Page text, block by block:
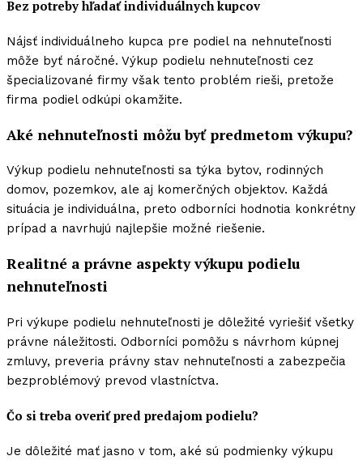
Bez potreby hľadať individuálnych kupcov
Nájsť individuálneho kupca pre podiel na nehnuteľnosti
môže byť náročné. Výkup podielu nehnuteľnosti cez
špecializované firmy však tento problém rieši, pretože
firma podiel odkúpi okamžite.
Aké nehnuteľnosti môžu byť predmetom výkupu?
Výkup podielu nehnuteľnosti sa týka bytov, rodinných
domov, pozemkov, ale aj komerčných objektov. Každá
situácia je individuálna, preto odborníci hodnotia konkrétny
prípad a navrhujú najlepšie možné riešenie.
Realitné a právne aspekty výkupu podielu
nehnuteľnosti
Pri výkupe podielu nehnuteľnosti je dôležité vyriešiť všetky
právne náležitosti. Odborníci pomôžu s návrhom kúpnej
zmluvy, preveria právny stav nehnuteľnosti a zabezpečia
bezproblémový prevod vlastníctva.
Čo si treba overiť pred predajom podielu?
Je dôležité mať jasno v tom, aké sú podmienky výkupu